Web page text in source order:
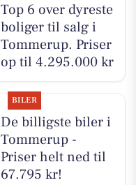
Top 6 over dyreste
boliger til salg i
Tommerup. Priser
op til 4.295.000 kr
BILER
De billigste biler i
Tommerup -
Priser helt ned til
67.795 kr!